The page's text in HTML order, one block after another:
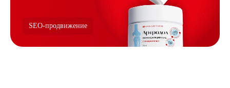
SEO-продвижение